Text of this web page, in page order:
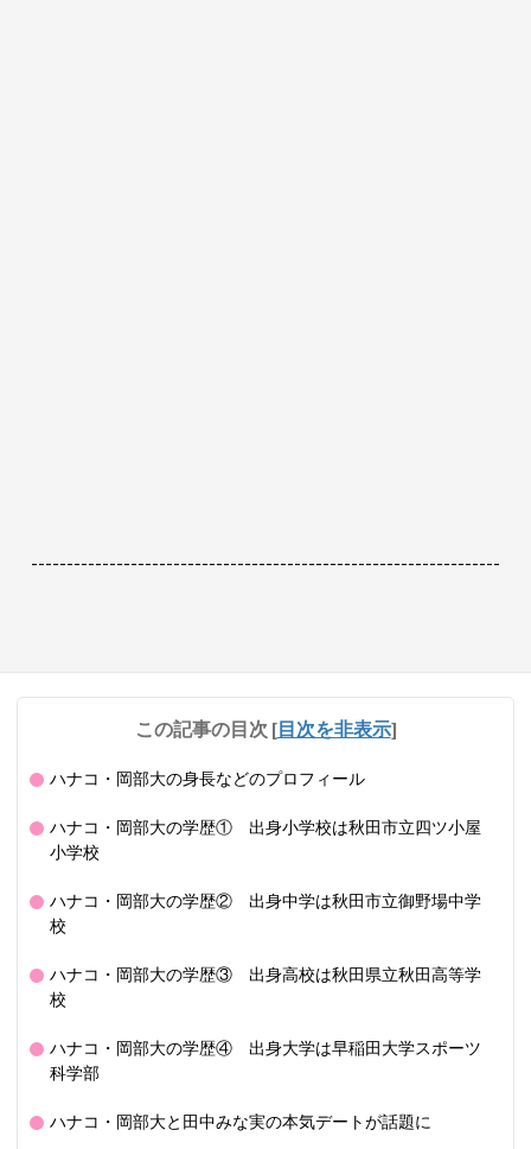
------------------------------------------------------------------
この記事の目次 [目次を非表示]
ハナコ・岡部大の身長などのプロフィール
ハナコ・岡部大の学歴① 出身小学校は秋田市立四ツ小屋
小学校
ハナコ・岡部大の学歴② 出身中学は秋田市立御野場中学
校
ハナコ・岡部大の学歴③ 出身高校は秋田県立秋田高等学
校
ハナコ・岡部大の学歴④ 出身大学は早稲田大学スポーツ
科学部
ハナコ・岡部大と田中みな実の本気デートが話題に